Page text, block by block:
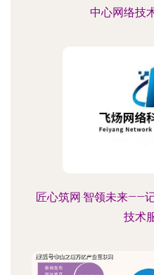
中心网络技
匠心筑网·智领未来——
技术